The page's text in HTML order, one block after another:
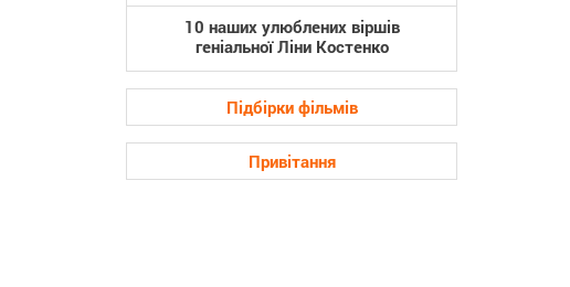
10 наших улюблених віршів
геніальної Ліни Костенко
Підбірки фільмів
Привітання